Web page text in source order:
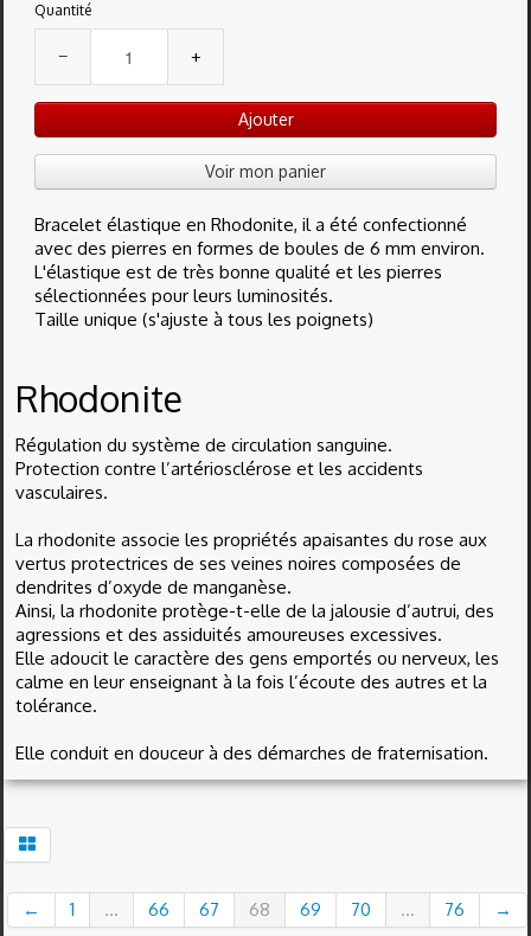
Quantité
− +
Ajouter
Voir mon panier
Bracelet élastique en Rhodonite, il a été confectionné
avec des pierres en formes de boules de 6 mm environ.
L'élastique est de très bonne qualité et les pierres
sélectionnées pour leurs luminosités.
Taille unique (s'ajuste à tous les poignets)
Rhodonite
Régulation du système de circulation sanguine.
Protection contre l’artériosclérose et les accidents
vasculaires.
La rhodonite associe les propriétés apaisantes du rose aux
vertus protectrices de ses veines noires composées de
dendrites d’oxyde de manganèse.
Ainsi, la rhodonite protège-t-elle de la jalousie d’autrui, des
agressions et des assiduités amoureuses excessives.
Elle adoucit le caractère des gens emportés ou nerveux, les
calme en leur enseignant à la fois l’écoute des autres et la
tolérance.
Elle conduit en douceur à des démarches de fraternisation.
← 1 ... 66 67 68 69 70 ... 76 →